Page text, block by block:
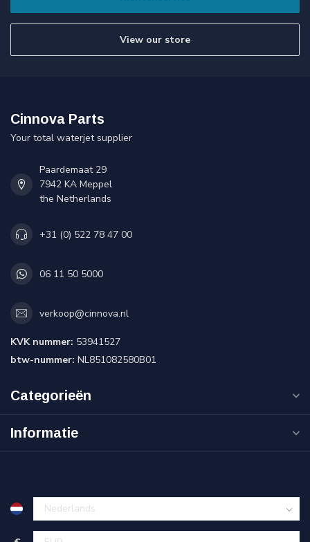
View our store
Cinnova Parts
Your total waterjet supplier
Paardemaat 29
7942 KA Meppel
the Netherlands
+31 (0) 522 78 47 00
06 11 50 5000
verkoop@cinnova.nl
KVK nummer: 53941527
btw-nummer: NL851082580B01
Categorieën
Informatie